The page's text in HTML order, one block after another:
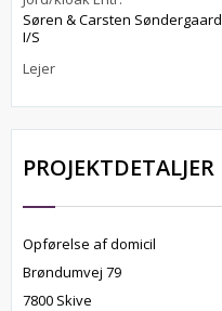
Søren & Carsten Søndergaard
I/S
Lejer
PROJEKTDETALJER
Opførelse af domicil
Brøndumvej 79
7800 Skive